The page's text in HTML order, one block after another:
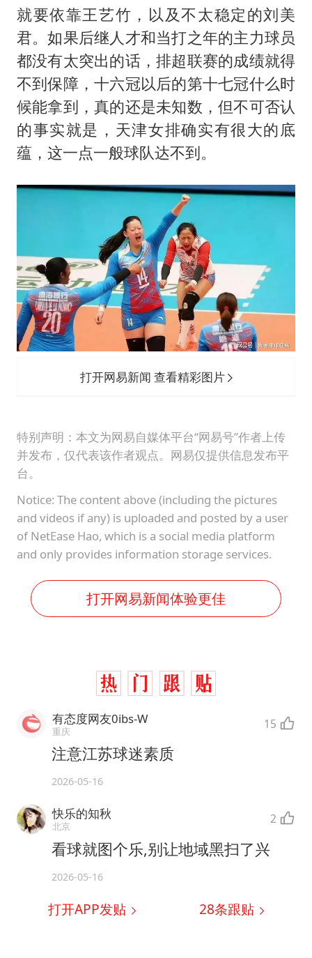
就要依靠王艺竹，以及不太稳定的刘美
君。如果后继人才和当打之年的主力球员
都没有太突出的话，排超联赛的成绩就得
不到保障，十六冠以后的第十七冠什么时
候能拿到，真的还是未知数，但不可否认
的事实就是，天津女排确实有很大的底
蕴，这一点一般球队达不到。
打开网易新闻 查看精彩图片
特别声明：本文为网易自媒体平台“网易号”作者上传
并发布，仅代表该作者观点。网易仅提供信息发布平
台。
Notice: The content above (including the pictures
and videos if any) is uploaded and posted by a user
of NetEase Hao, which is a social media platform
and only provides information storage services.
打开网易新闻体验更佳
有态度网友0ibs-W
重庆 15
注意江苏球迷素质
2026-05-16
快乐的知秋
北京 2
看球就图个乐,别让地域黑扫了兴
2026-05-16
打开APP发贴 28条跟贴